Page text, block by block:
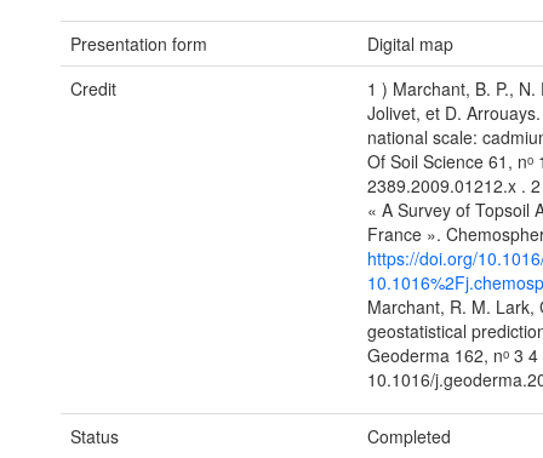
Presentation form
Digital map
Credit
1 ) Marchant, B. P., N.
Jolivet, et D.
national scale:
Of Soil Science 61,
2389.2009.01212.x .
« A Survey of Topsoil
France ».
https://doi.org/
Marchant, R. M. Lark,
geostatistical
Geoderma 162, nᵒ 3
10.1016/
Status
Completed